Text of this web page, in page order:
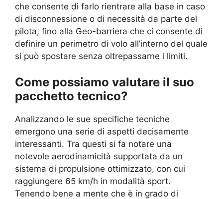
che consente di farlo rientrare alla base in caso
di disconnessione o di necessità da parte del
pilota, fino alla Geo-barriera che ci consente di
definire un perimetro di volo all’interno del quale
si può spostare senza oltrepassarne i limiti.
Come possiamo valutare il suo
pacchetto tecnico?
Analizzando le sue specifiche tecniche
emergono una serie di aspetti decisamente
interessanti. Tra questi si fa notare una
notevole aerodinamicità supportata da un
sistema di propulsione ottimizzato, con cui
raggiungere 65 km/h in modalità sport.
Tenendo bene a mente che è in grado di